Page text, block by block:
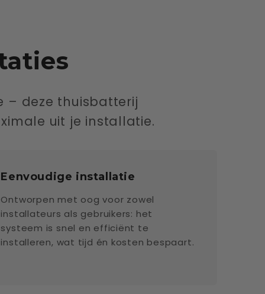
– deze thuisbatterij
uit je installatie.
Eenvoudige installatie
Ontworpen met oog voor zowel
installateurs als gebruikers: het
systeem is snel en efficiënt te
installeren, wat tijd én kosten bespaart.